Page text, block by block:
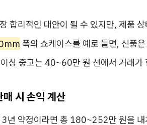
합리적인 대안이 될 수 있지만, 제품
폭의 쇼케이스를 예로 들면, 신품은
상 중고는 40~60만 원 선에서 거래가
시 손익 계산
년 약정이라면 총 180~252만 원을 내